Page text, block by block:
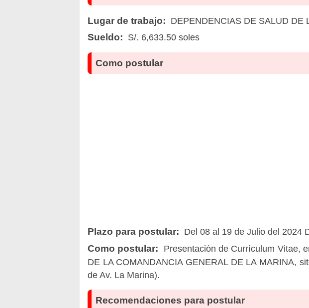
Lugar de trabajo: DEPENDENCIAS DE SALUD DE
Sueldo: S/. 6,633.50 soles
Como postular
Plazo para postular: Del 08 al 19 de Julio del 2024
Como postular:
Presentación de Currículum Vitae,
DE LA COMANDANCIA GENERAL DE LA MARINA,
de Av. La Marina).
Recomendaciones para postular